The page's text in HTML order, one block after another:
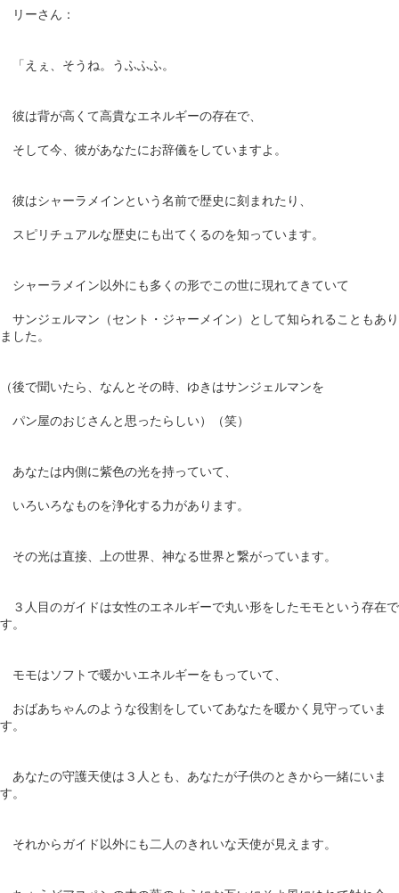
リーさん：
「えぇ、そうね。うふふふ。
彼は背が高くて高貴なエネルギーの存在で、
そして今、彼があなたにお辞儀をしていますよ。
彼はシャーラメインという名前で歴史に刻まれたり、
スピリチュアルな歴史にも出てくるのを知っています。
シャーラメイン以外にも多くの形でこの世に現れてきていて
サンジェルマン（セント・ジャーメイン）として知られることもあり
ました。
（後で聞いたら、なんとその時、ゆきはサンジェルマンを
パン屋のおじさんと思ったらしい）（笑）
あなたは内側に紫色の光を持っていて、
いろいろなものを浄化する力があります。
その光は直接、上の世界、神なる世界と繋がっています。
３人目のガイドは女性のエネルギーで丸い形をしたモモという存在で
す。
モモはソフトで暖かいエネルギーをもっていて、
おばあちゃんのような役割をしていてあなたを暖かく見守っていま
す。
あなたの守護天使は３人とも、あなたが子供のときから一緒にいま
す。
それからガイド以外にも二人のきれいな天使が見えます。